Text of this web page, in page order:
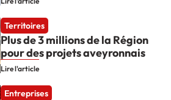
Territoires
Plus de 3 millions de la Région
pour des projets aveyronnais
Lire l'article
Entreprises